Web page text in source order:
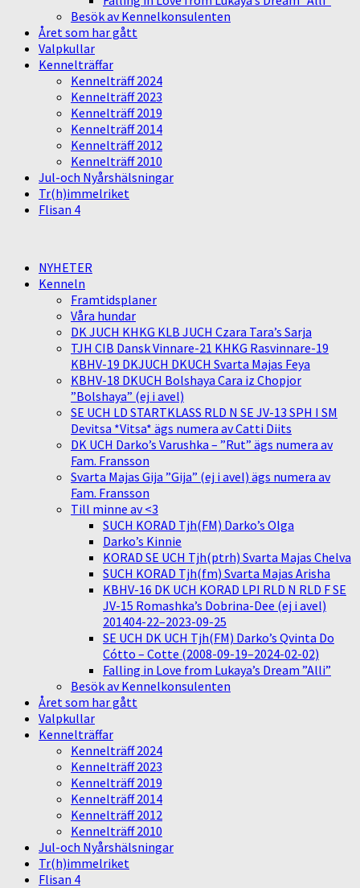
Besök av Kennelkonsulenten
Året som har gått
Valpkullar
Kennelträffar
Kennelträff 2024
Kennelträff 2023
Kennelträff 2019
Kennelträff 2014
Kennelträff 2012
Kennelträff 2010
Jul-och Nyårshälsningar
Tr(h)immelriket
Flisan 4
NYHETER
Kenneln
Framtidsplaner
Våra hundar
DK JUCH KHKG KLB JUCH Czara Tara’s Sarja
TJH CIB Dansk Vinnare-21 KHKG Rasvinnare-19
KBHV-19 DKJUCH DKUCH Svarta Majas Feya
KBHV-18 DKUCH Bolshaya Cara iz Chopjor
”Bolshaya” (ej i avel)
SE UCH LD STARTKLASS RLD N SE JV-13 SPH I SM
Devitsa *Vitsa* ägs numera av Catti Diits
DK UCH Darko’s Varushka – ”Rut” ägs numera av
Fam. Fransson
Svarta Majas Gija ”Gija” (ej i avel) ägs numera av
Fam. Fransson
Till minne av <3
SUCH KORAD Tjh(FM) Darko’s Olga
Darko’s Kinnie
KORAD SE UCH Tjh(ptrh) Svarta Majas Chelva
SUCH KORAD Tjh(fm) Svarta Majas Arisha
KBHV-16 DK UCH KORAD LPI RLD N RLD F SE
JV-15 Romashka’s Dobrina-Dee (ej i avel)
201404-22–2023-09-25
SE UCH DK UCH Tjh(FM) Darko’s Qvinta Do
Cótto – Cotte (2008-09-19–2024-02-02)
Falling in Love from Lukaya’s Dream ”Alli”
Besök av Kennelkonsulenten
Året som har gått
Valpkullar
Kennelträffar
Kennelträff 2024
Kennelträff 2023
Kennelträff 2019
Kennelträff 2014
Kennelträff 2012
Kennelträff 2010
Jul-och Nyårshälsningar
Tr(h)immelriket
Flisan 4